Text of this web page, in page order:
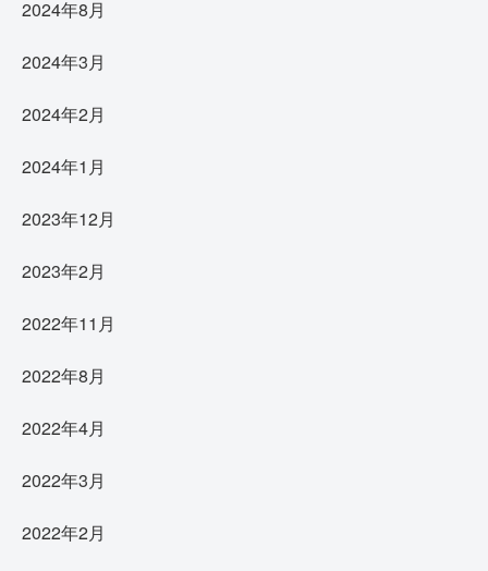
2024年8月
2024年3月
2024年2月
2024年1月
2023年12月
2023年2月
2022年11月
2022年8月
2022年4月
2022年3月
2022年2月